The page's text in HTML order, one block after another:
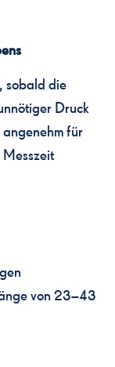
sobald die
Druck
für
von 23–43